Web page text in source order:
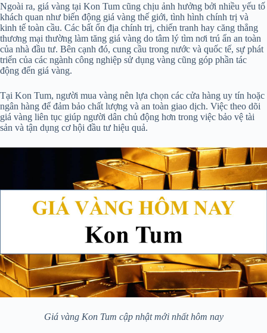
Ngoài ra, giá vàng tại Kon Tum cũng chịu ảnh hưởng bởi nhiều yếu tố
khách quan như biến động giá vàng thế giới, tình hình chính trị và
kinh tế toàn cầu. Các bất ổn địa chính trị, chiến tranh hay căng thẳng
thương mại thường làm tăng giá vàng do tâm lý tìm nơi trú ẩn an toàn
của nhà đầu tư. Bên cạnh đó, cung cầu trong nước và quốc tế, sự phát
triển của các ngành công nghiệp sử dụng vàng cũng góp phần tác
động đến giá vàng.
Tại Kon Tum, người mua vàng nên lựa chọn các cửa hàng uy tín hoặc
ngân hàng để đảm bảo chất lượng và an toàn giao dịch. Việc theo dõi
giá vàng liên tục giúp người dân chủ động hơn trong việc bảo vệ tài
sản và tận dụng cơ hội đầu tư hiệu quả.
Giá vàng Kon Tum cập nhật mới nhất hôm nay